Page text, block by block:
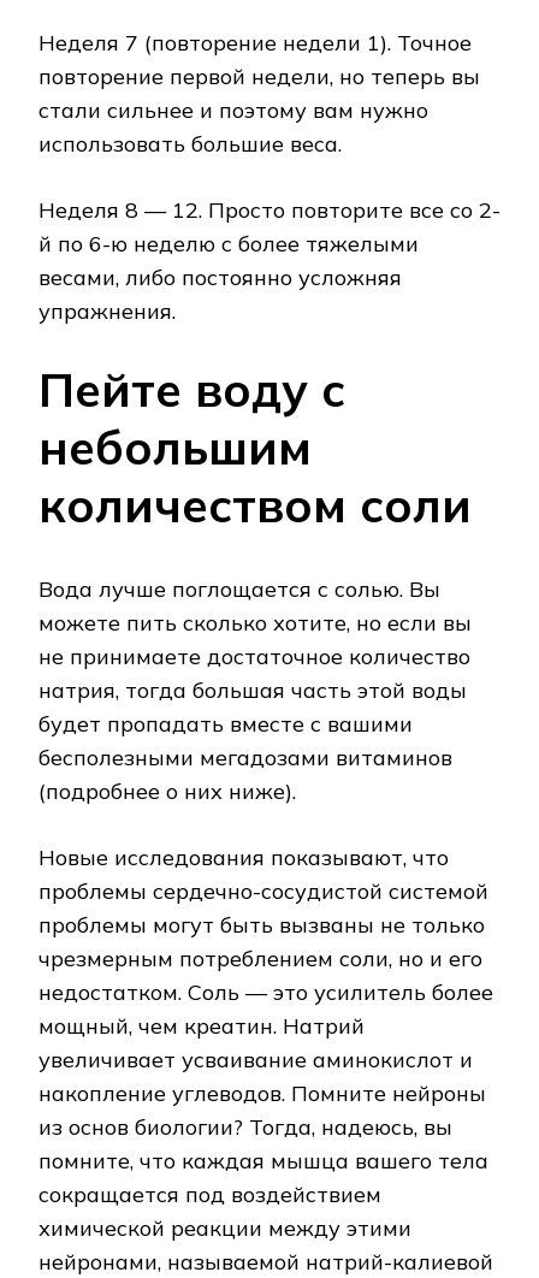
Неделя 7 (повторение недели 1). Точное
повторение первой недели, но теперь вы
стали сильнее и поэтому вам нужно
использовать большие веса.
Неделя 8 — 12. Просто повторите все со 2-
й по 6-ю неделю с более тяжелыми
весами, либо постоянно усложняя
упражнения.
Пейте воду с
небольшим
количеством соли
Вода лучше поглощается с солью. Вы
можете пить сколько хотите, но если вы
не принимаете достаточное количество
натрия, тогда большая часть этой воды
будет пропадать вместе с вашими
бесполезными мегадозами витаминов
(подробнее о них ниже).
Новые исследования показывают, что
проблемы сердечно-сосудистой системой
проблемы могут быть вызваны не только
чрезмерным потреблением соли, но и его
недостатком. Соль — это усилитель более
мощный, чем креатин. Натрий
увеличивает усваивание аминокислот и
накопление углеводов. Помните нейроны
из основ биологии? Тогда, надеюсь, вы
помните, что каждая мышца вашего тела
сокращается под воздействием
химической реакции между этими
нейронами, называемой натрий-калиевой